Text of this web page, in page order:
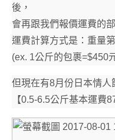
後，
會再跟我們報價運費的
運費計算方式是：重量
(ex. 1公斤的包裹=$450
但現在有8月份日本情人
【0.5-6.5公斤基本運費